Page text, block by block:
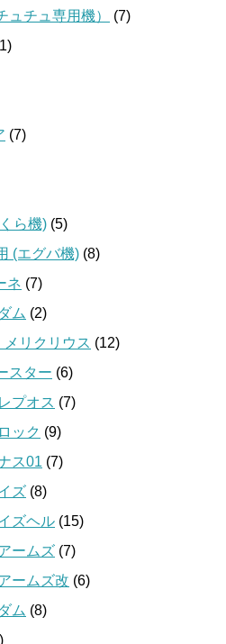
ュチュ専用機）
(7)
(7)
ら機) (5)
(エグバ機) (8)
ネ (7)
ム (2)
リクリウス (12)
スター (6)
プオス (7)
ック (9)
ス01 (7)
ズ (8)
ズヘル (15)
ームズ (7)
ームズ改 (6)
ム (8)